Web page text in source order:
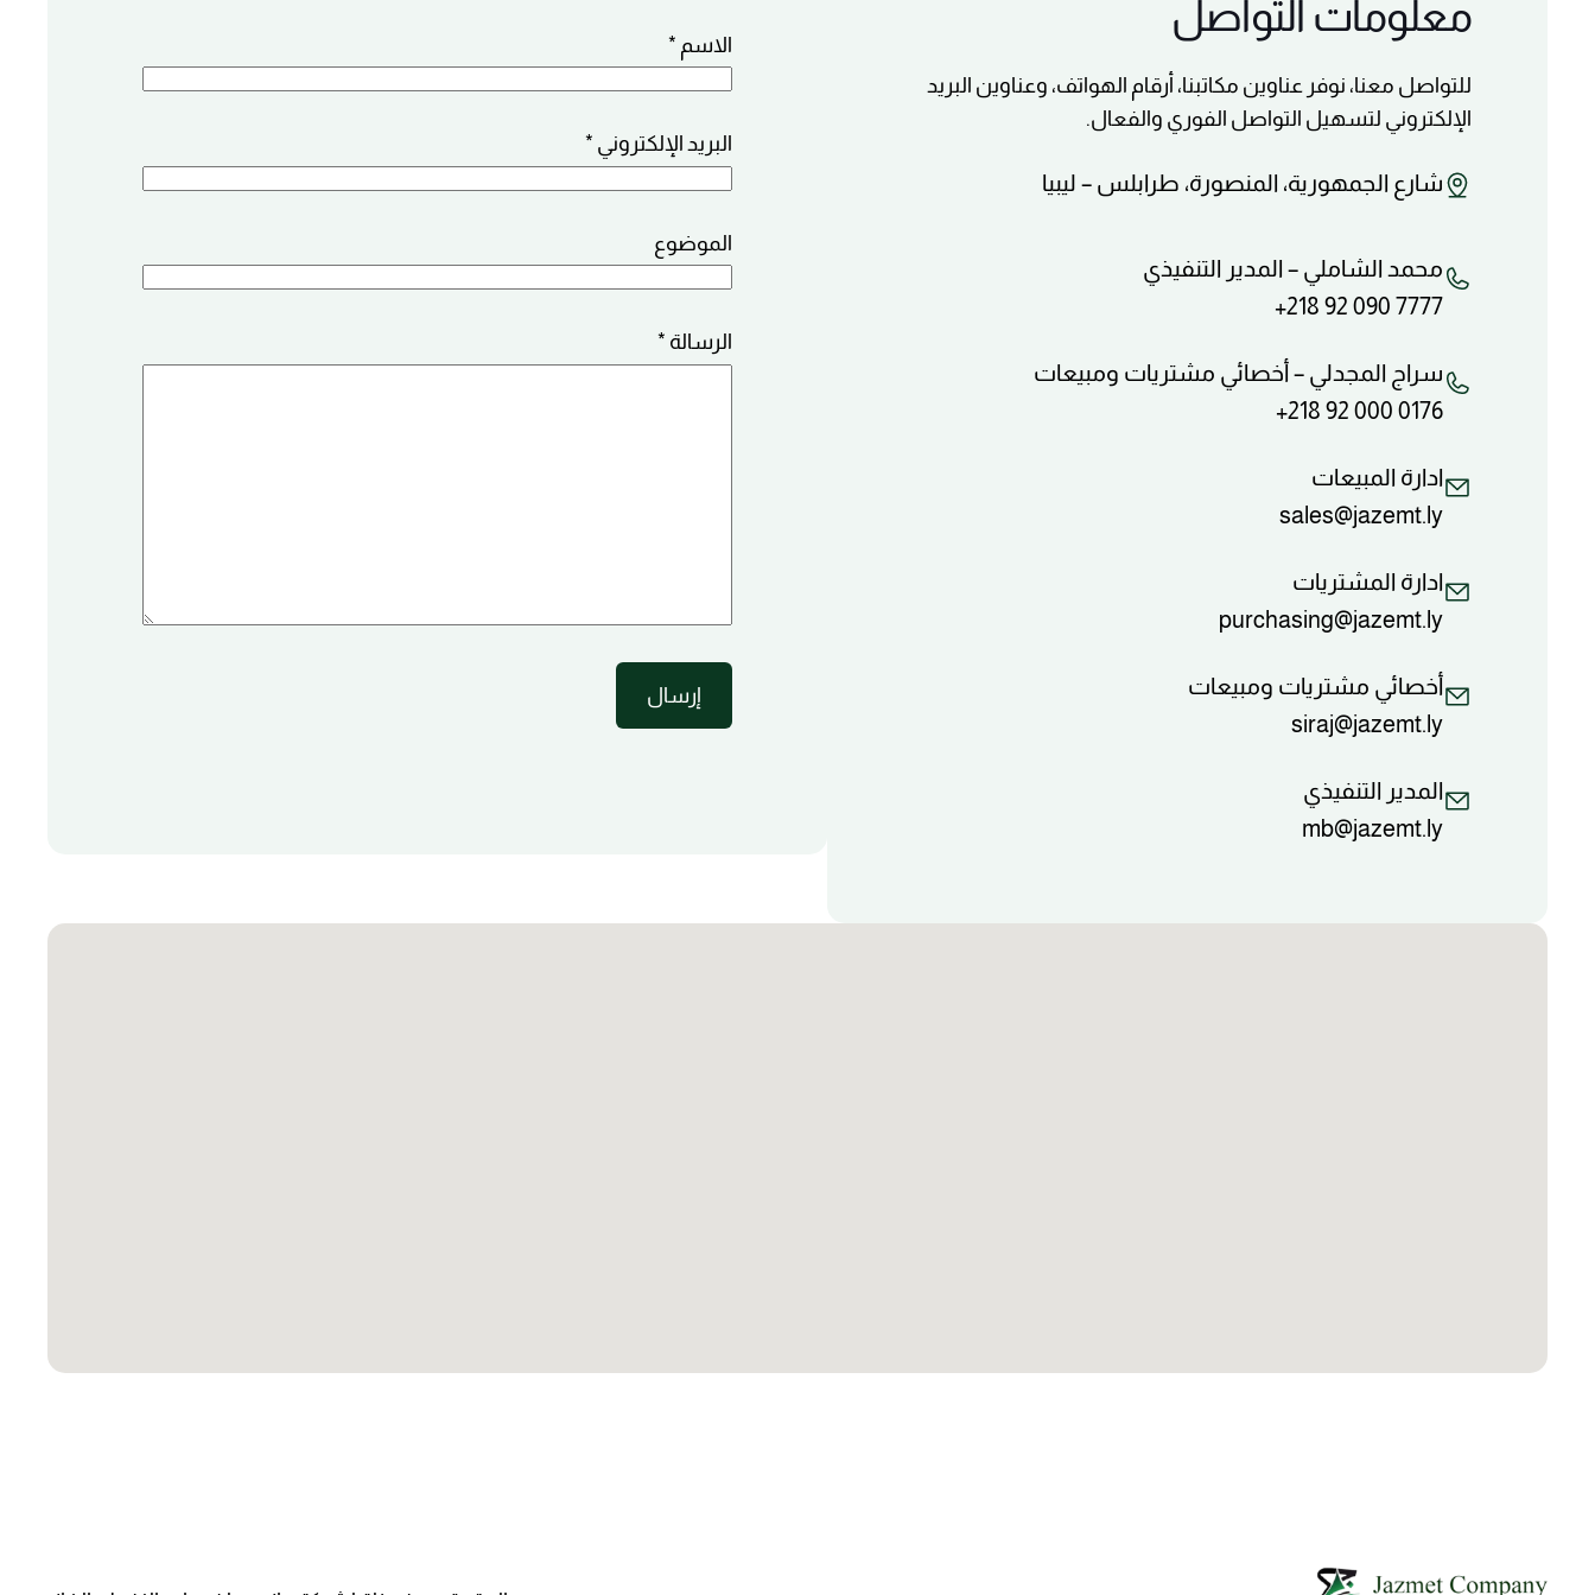
معلومات التواصل
للتواصل معنا، نوفر عناوين مكاتبنا، أرقام الهواتف، وعناوين البريد
الإلكتروني لتسهيل التواصل الفوري والفعال.
شارع الجمهورية، المنصورة، طرابلس – ليبيا
محمد الشاملي – المدير التنفيذي
+218 92 090 7777
سراج المجدلي – أخصائي مشتريات ومبيعات
+218 92 000 0176
ادارة المبيعات
sales@jazemt.ly
ادارة المشتريات
purchasing@jazemt.ly
أخصائي مشتريات ومبيعات
siraj@jazemt.ly
المدير التنفيذي
mb@jazemt.ly
الاسم *
ا
م
ا
ر
البريد الإلكتروني *
الموضوع
الرسالة *
إرسال